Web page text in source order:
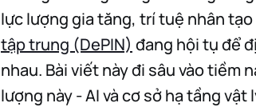
lực lượng gia tăng, trí tuệ nhân tạo
tập trung (DePIN) đang hội tụ để
nhau. Bài viết này đi sâu vào tiềm
lượng này - AI và cơ sở hạ tầng